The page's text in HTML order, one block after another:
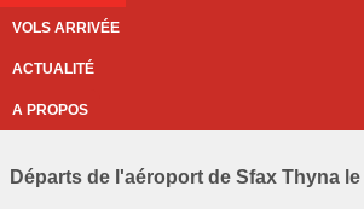
VOLS ARRIVÉE
ACTUALITÉ
A PROPOS
Départs de l'aéroport de Sfax Thyna